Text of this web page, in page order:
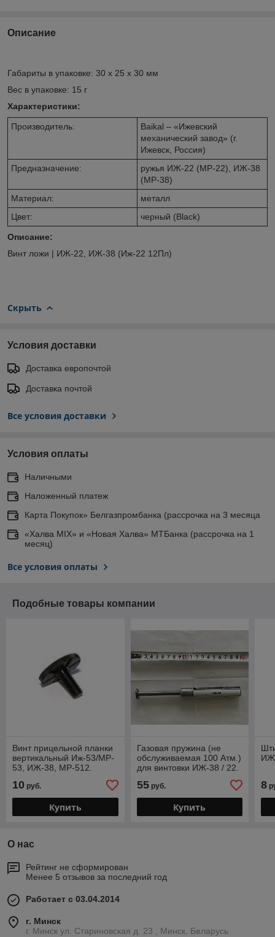
Описание
Габариты в упаковке: 30 x 25 x 30 мм
Вес в упаковке: 15 г
Характеристики:
Производитель:
Baikal – «Ижевский
механический завод» (г.
Ижевск, Россия)
Предназначение:
ружья ИЖ-22 (МР-22), ИЖ-38
(МР-38)
Материал:
металл
Цвет:
черный (Black)
Описание:
Винт ложи | ИЖ-22, ИЖ-38 (Иж-22 12Пл)
Скрыть
Условия доставки
Доставка европочтой
Доставка почтой
Все условия доставки
Условия оплаты
Наличными
Наложенный платеж
Карта Покупок» Белгазпромбанка (рассрочка на 3 месяца
«Халва MIX» и «Новая Халва» МТБанка (рассрочка на 1
месяц)
Все условия оплаты
Подобные товары компании
Винт прицельной планки
вертикальный Иж-53/MP-
53, ИЖ-38, MP-512.
10 руб.
Купить
Газовая пружина (не
обслуживаемая 100 Атм.)
для винтовки ИЖ-38 / 22.
55руб.
Купить
8
О нас
Рейтинг не сформирован
Менее 5 отзывов за последний год
Работает с 03.04.2014
г. Минск
г. Минск ул. Стариновская д. 23 , Минск, Беларусь